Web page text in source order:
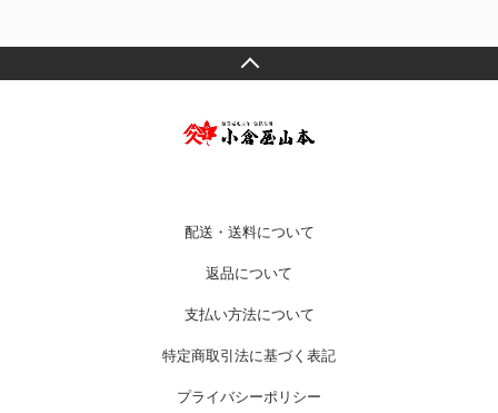
配送・送料について
返品について
支払い方法について
特定商取引法に基づく表記
プライバシーポリシー